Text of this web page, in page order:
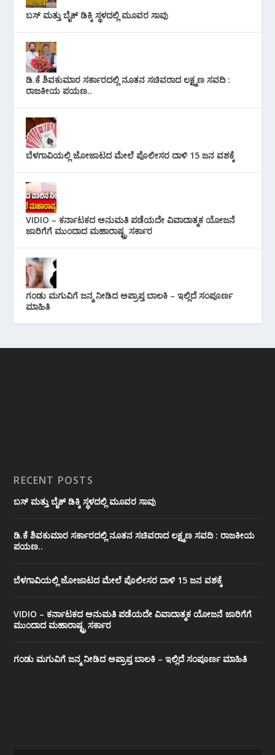
ಬಸ್ ಮತ್ತು ಬೈಕ್ ಡಿಕ್ಕಿ ಸ್ಥಳದಲ್ಲಿ ಮೂವರ ಸಾವು
ಡಿ.ಕೆ ಶಿವಕುಮಾರ ಸರ್ಕಾರದಲ್ಲಿ ನೂತನ ಸಚಿವರಾದ ಲಕ್ಷ್ಮಣ ಸವದಿ :
ರಾಜಕೀಯ ಪಯಣ..
ಬೆಳಗಾವಿಯಲ್ಲಿ ಜೋಜಾಟದ ಮೇಲೆ ಪೊಲೀಸರ ದಾಳಿ 15 ಜನ ವಶಕ್ಕೆ
VIDIO – ಕರ್ನಾಟಕದ ಅನುಮತಿ ಪಡೆಯದೇ ವಿವಾದಾತ್ಮಕ ಯೋಜನೆ
ಜಾರಿಗೆಗೆ ಮುಂದಾದ ಮಹಾರಾಷ್ಟ್ರ ಸರ್ಕಾರ
ಗಂಡು ಮಗುವಿಗೆ ಜನ್ಮ ನೀಡಿದ ಅಪ್ರಾಪ್ತ ಬಾಲಕಿ – ಇಲ್ಲಿದೆ ಸಂಪೂರ್ಣ
ಮಾಹಿತಿ
RECENT POSTS
ಬಸ್ ಮತ್ತು ಬೈಕ್ ಡಿಕ್ಕಿ ಸ್ಥಳದಲ್ಲಿ ಮೂವರ ಸಾವು
ಡಿ.ಕೆ ಶಿವಕುಮಾರ ಸರ್ಕಾರದಲ್ಲಿ ನೂತನ ಸಚಿವರಾದ ಲಕ್ಷ್ಮಣ ಸವದಿ : ರಾಜಕೀಯ
ಪಯಣ..
ಬೆಳಗಾವಿಯಲ್ಲಿ ಜೋಜಾಟದ ಮೇಲೆ ಪೊಲೀಸರ ದಾಳಿ 15 ಜನ ವಶಕ್ಕೆ
VIDIO – ಕರ್ನಾಟಕದ ಅನುಮತಿ ಪಡೆಯದೇ ವಿವಾದಾತ್ಮಕ ಯೋಜನೆ ಜಾರಿಗೆಗೆ
ಮುಂದಾದ ಮಹಾರಾಷ್ಟ್ರ ಸರ್ಕಾರ
ಗಂಡು ಮಗುವಿಗೆ ಜನ್ಮ ನೀಡಿದ ಅಪ್ರಾಪ್ತ ಬಾಲಕಿ – ಇಲ್ಲಿದೆ ಸಂಪೂರ್ಣ ಮಾಹಿತಿ